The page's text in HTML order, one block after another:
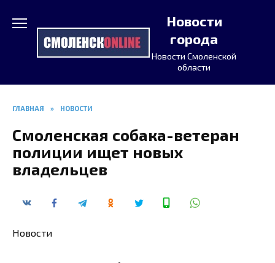
содержанию
Новости
города
Новости Смоленской
области
ГЛАВНАЯ » НОВОСТИ
Смоленская собака-ветеран
полиции ищет новых
владельцев
Новости